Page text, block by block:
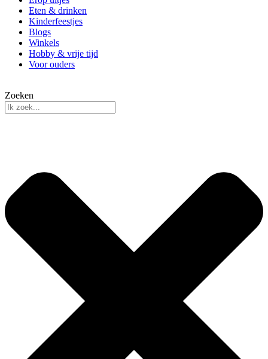
Eten & drinken
Kinderfeestjes
Blogs
Winkels
Hobby & vrije tijd
Voor ouders
Zoeken